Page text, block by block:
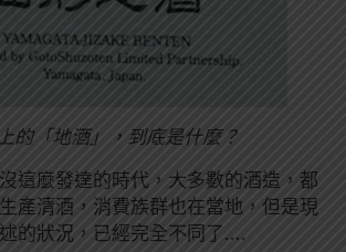
的「地酒」，到底是什麼？
這麼發達的時代，大多數的酒造，都
產清酒，消費族群也在當地，但是現
的狀況，已經完全不同了….